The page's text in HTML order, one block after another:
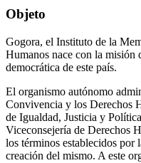
Objeto
Gogora, el Instituto de la
Humanos nace con la misión
democrática de este país.
El organismo autónomo
Convivencia y los Derechos
de Igualdad, Justicia y
Viceconsejería de Derechos
los términos establecidos
creación del mismo. A este